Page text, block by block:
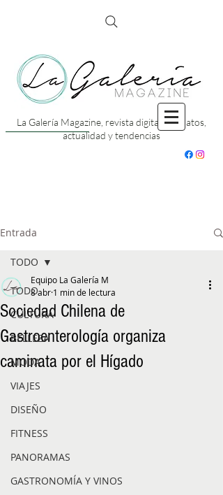
La Galería Magazine, revista digital con datos,
actualidad y tendencias
Entrada
TODO
CULTURA
BELLEZA
MODA
VIAJES
DISEÑO
FITNESS
PANORAMAS
GASTRONOMÍA Y VINOS
TODO
Sociedad Chilena de
Gastroenterología organiza
caminata por el Hígado
Equipo La Galería M
8 abr 1 min de lectura